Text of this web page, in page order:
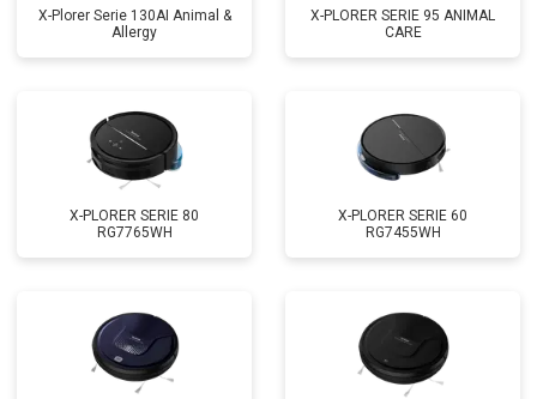
X-Plorer Serie 130AI Animal &
Allergy
X-PLORER SERIE 95 ANIMAL
CARE
X-PLORER SERIE 80
RG7765WH
X-PLORER SERIE 60
RG7455WH